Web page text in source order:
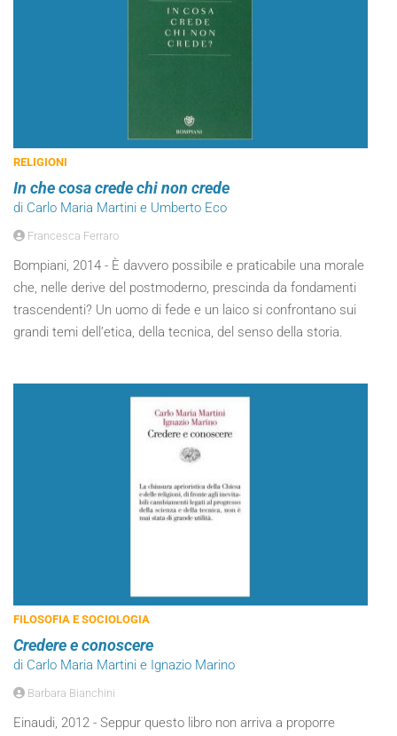
RELIGIONI
In che cosa crede chi non crede
di Carlo Maria Martini e Umberto Eco
Francesca Ferraro
Bompiani, 2014 - È davvero possibile e praticabile una morale
che, nelle derive del postmoderno, prescinda da fondamenti
trascendenti? Un uomo di fede e un laico si confrontano sui
grandi temi dell’etica, della tecnica, del senso della storia.
FILOSOFIA E SOCIOLOGIA
Credere e conoscere
di Carlo Maria Martini e Ignazio Marino
Barbara Bianchini
Einaudi, 2012 - Seppur questo libro non arriva a proporre